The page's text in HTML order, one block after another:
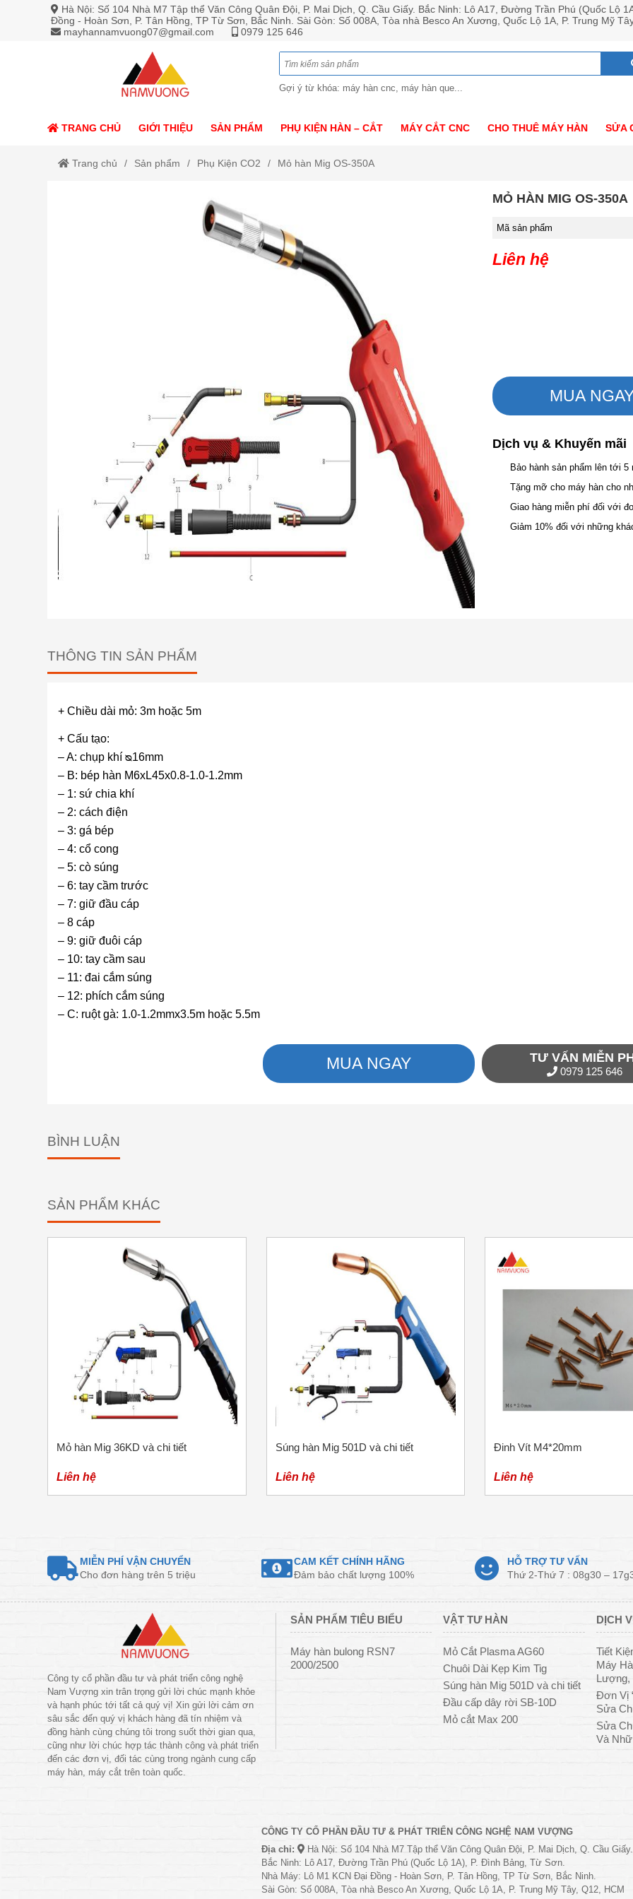
Hà Nội: Số 104 Nhà M7 Tập thể Văn Công Quân Đội, P. Mai Dịch, Q. Cầu Giấy. Bắc Ninh: Lô A17, Đường Trần Phú (Quốc Lộ
Đồng - Hoàn Sơn, P. Tân Hồng, TP Từ Sơn, Bắc Ninh. Sài Gòn: Số 008A, Tòa nhà Besco An Xương, Quốc Lộ 1A, P. Trung Mỹ
mayhannamvuong07@gmail.com
0979 125 646
Gợi ý từ khóa: máy hàn cnc, máy hàn que...
TRANG CHỦ GIỚI THIỆU SẢN PHẨM PHỤ KIỆN HÀN – CẮT MÁY CẮT CNC CHO THUÊ MÁY HÀN SỬA
Trang chủ Sản phẩm Phụ Kiện CO2 Mỏ hàn Mig OS-350A
MỎ HÀN MIG OS-350A
Mã sản phẩm
Liên hệ
MUA
Dịch vụ & Khuyến mãi
Bảo hành sản phẩm lên tới
Tặng mỡ cho máy hàn cho
Giao hàng miễn phí đối với
Giảm 10% đối với những
THÔNG TIN SẢN PHẨM
+ Chiều dài mỏ: 3m hoặc 5m
+ Cấu tạo:
– A: chụp khí ᴓ16mm
– B: bép hàn M6xL45x0.8-1.0-1.2mm
– 1: sứ chia khí
– 2: cách điện
– 3: gá bép
– 4: cổ cong
– 5: cò súng
– 6: tay cầm trước
– 7: giữ đầu cáp
– 8 cáp
– 9: giữ đuôi cáp
– 10: tay cầm sau
– 11: đai cắm súng
– 12: phích cắm súng
– C: ruột gà: 1.0-1.2mmx3.5m hoặc 5.5m
MUA NGAY TƯ VẤN MIỄN
0979 125 646
BÌNH LUẬN
SẢN PHẨM KHÁC
Mỏ hàn Mig 36KD và chi tiết
Liên hệ
Súng hàn Mig 501D và chi tiết
Liên hệ
Đinh Vít M4*20mm
Liên hệ
MIỄN PHÍ VẬN CHUYỂN
Cho đơn hàng trên 5 triệu
CAM KẾT CHÍNH HÃNG
Đảm bảo chất lượng 100%
HỖ TRỢ TƯ VẤN
Thứ 2-Thứ 7 : 08g30 –
Công ty cổ phần đầu tư và phát triển công nghệ
Nam Vượng xin trân trọng gửi lời chúc mạnh khỏe
và hạnh phúc tới tất cả quý vị! Xin gửi lời cảm ơn
sâu sắc đến quý vị khách hàng đã tín nhiệm và
đồng hành cùng chúng tôi trong suốt thời gian qua,
cũng như lời chúc hợp tác thành công và phát triển
đến các đơn vị, đối tác cùng trong ngành cung cấp
máy hàn, máy cắt trên toàn quốc.
SẢN PHẨM TIÊU BIỂU
Máy hàn bulong RSN7
2000/2500
VẬT TƯ HÀN
Mỏ Cắt Plasma AG60
Chuôi Dài Kẹp Kim Tig
Súng hàn Mig 501D và chi tiết
Đầu cấp dây rời SB-10D
Mỏ cắt Max 200
DỊCH
Tiết
Máy
Lượng,
Đơn Vị
Sửa
Sửa
Và
CÔNG TY CỔ PHẦN ĐẦU TƯ & PHÁT TRIỂN CÔNG NGHỆ NAM VƯỢNG
Địa chỉ:
Hà Nội: Số 104 Nhà M7 Tập thể Văn Công Quân Đội, P. Mai Dịch, Q. Cầu Giấy.
Bắc Ninh: Lô A17, Đường Trần Phú (Quốc Lộ 1A), P. Đình Bảng, Từ Sơn.
Nhà Máy: Lô M1 KCN Đại Đồng - Hoàn Sơn, P. Tân Hồng, TP Từ Sơn, Bắc Ninh.
Sài Gòn: Số 008A, Tòa nhà Besco An Xương, Quốc Lộ 1A, P. Trung Mỹ Tây, Q12, HCM